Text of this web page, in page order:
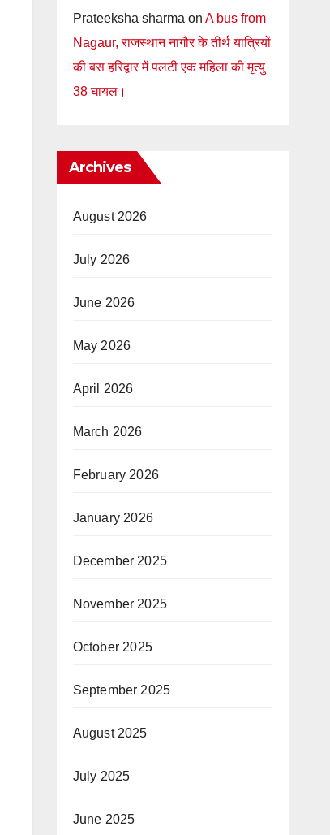
Prateeksha sharma on A bus from
Nagaur, राजस्थान नागौर के तीर्थ यात्रियों
की बस हरिद्वार में पलटी एक महिला की मृत्यु
38 घायल।
Archives
August 2026
July 2026
June 2026
May 2026
April 2026
March 2026
February 2026
January 2026
December 2025
November 2025
October 2025
September 2025
August 2025
July 2025
June 2025